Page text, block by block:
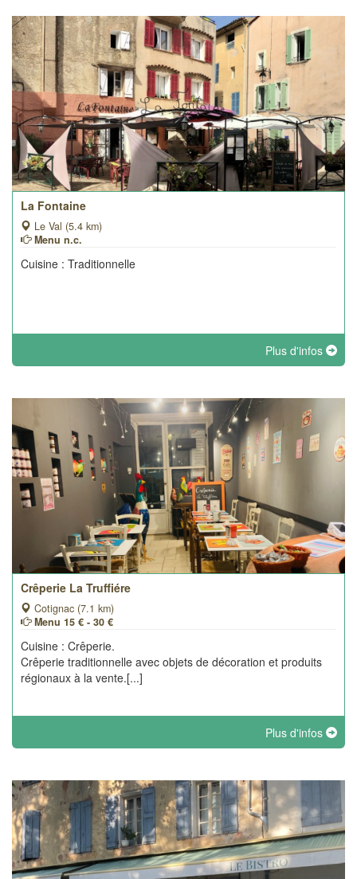
La Fontaine
Le Val (5.4 km)
Menu n.c.
Cuisine : Traditionnelle
Plus d'infos
Crêperie La Truffiére
Cotignac (7.1 km)
Menu 15 € - 30 €
Cuisine : Crêperie.
Crêperie traditionnelle avec objets de décoration et produits
régionaux à la vente.[...]
Plus d'infos